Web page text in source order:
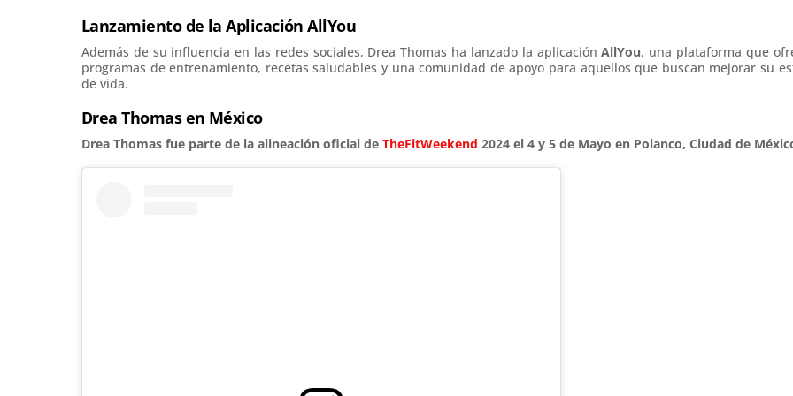
Lanzamiento de la Aplicación AllYou
Además de su influencia en las redes sociales, Drea Thomas ha lanzado la aplicaciónAllYou, una plataforma que
programas de entrenamiento, recetas saludables y una comunidad de apoyo para aquellos que buscan mejorar su
de vida.
Drea Thomas en México
Drea Thomas fue parte de la alineación oficial de TheFitWeekend 2024 el 4 y 5 de Mayo en Polanco, Ciudad de